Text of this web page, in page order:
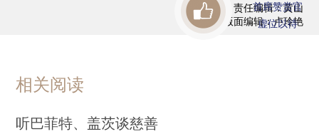
责任编辑：黄山
版面编辑：卢玲艳
首席赞赏官
虚位以待
相关阅读
听巴菲特、盖茨谈慈善